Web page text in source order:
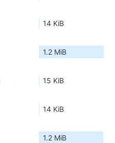
14 KiB
1.2 MiB
15 KiB
14 KiB
1.2 MiB